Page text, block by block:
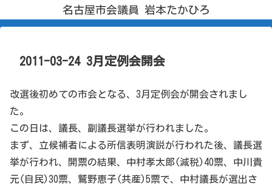
名古屋市会議員 岩本たかひろ
2011-03-24 3月定例会開会
改選後初めての市会となる、3月定例会が開会されまし
た。
この日は、議長、副議長選挙が行われました。
まず、立候補者による所信表明演説が行われた後、議長選
挙が行われ、開票の結果、中村孝太郎(減税)40票、中川貴
元(自民)30票、鷲野恵子(共産)5票で、中村議長が選出さ